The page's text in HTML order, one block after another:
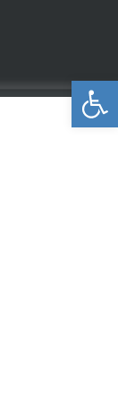
פתח סרגל נגישות